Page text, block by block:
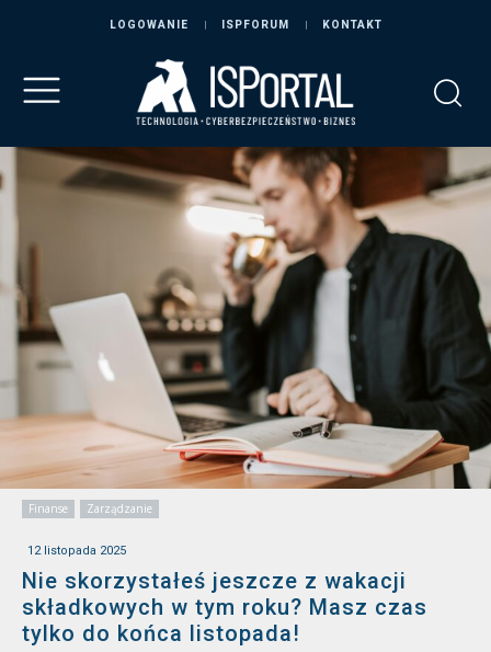
LOGOWANIE ISPFORUM KONTAKT
Finanse Zarządzanie
12 listopada 2025
Nie skorzystałeś jeszcze z wakacji
składkowych w tym roku? Masz czas
tylko do końca listopada!